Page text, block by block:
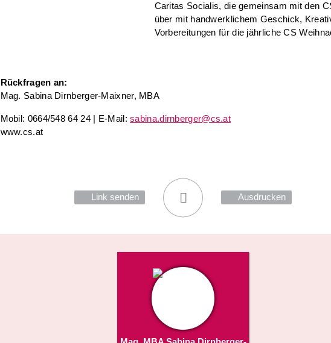
Caritas Socialis, die gemeinsam mit den
über mit handwerklichem Geschick,
Vorbereitungen für die jährliche CS
Rückfragen an:
Mag. Sabina Dirnberger-Maixner, MBA
Mobil: 0664/548 64 24 | E-Mail:sabina.dirnberger@cs.at
www.cs.at
Link senden Ausdrucken